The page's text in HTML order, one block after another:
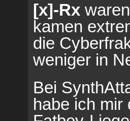
[x]-Rx
kamen
die
weniger in
Bei
habe ich mir